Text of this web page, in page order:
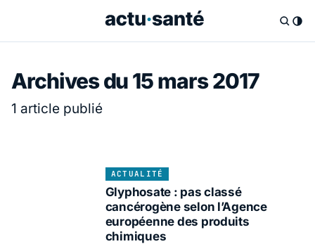
Archives du 15 mars 2017
1 article publié
ACTUALITÉ
Glyphosate : pas classé
cancérogène selon l’Agence
européenne des produits
chimiques